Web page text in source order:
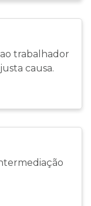
trabalhador
causa.